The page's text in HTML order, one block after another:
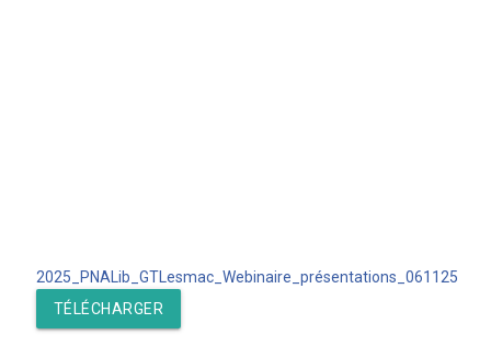
2025_PNALib_GTLesmac_Webinaire_présentations_061125
TÉLÉCHARGER